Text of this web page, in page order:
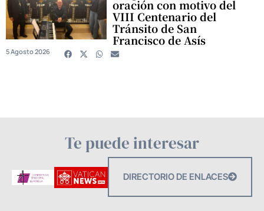
oración con motivo del
VIII Centenario del
Tránsito de San
Francisco de Asís
5 Agosto 2026
Te puede interesar
DIRECTORIO DE ENLACES